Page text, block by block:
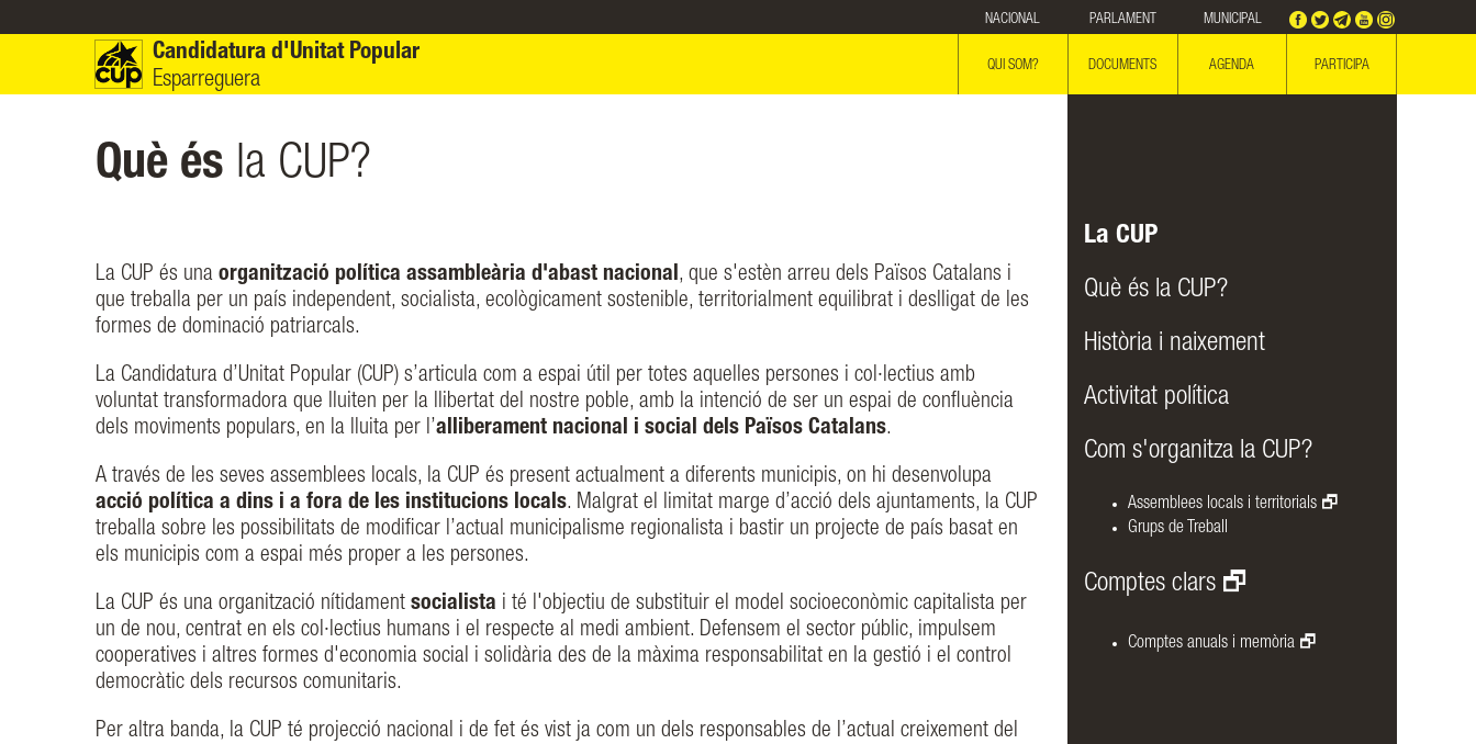
NACIONAL PARLAMENT MUNICIPAL
Candidatura d'Unitat Popular
Esparreguera
QUI SOM? DOCUMENTS AGENDA PARTICIPA
Què és la CUP?
La CUP és una organització política assambleària d'abast nacional, que s'estèn arreu dels Països Catalans i
que treballa per un país independent, socialista, ecològicament sostenible, territorialment equilibrat i deslligat de les
formes de dominació patriarcals.
La Candidatura d’Unitat Popular (CUP) s’articula com a espai útil per totes aquelles persones i col·lectius amb
voluntat transformadora que lluiten per la llibertat del nostre poble, amb la intenció de ser un espai de confluència
dels moviments populars, en la lluita per l’alliberament nacional i social dels Països Catalans.
A través de les seves assemblees locals, la CUP és present actualment a diferents municipis, on hi desenvolupa
acció política a dins i a fora de les institucions locals. Malgrat el limitat marge d’acció dels ajuntaments, la CUP
treballa sobre les possibilitats de modificar l’actual municipalisme regionalista i bastir un projecte de país basat en
els municipis com a espai més proper a les persones.
La CUP és una organització nítidament socialista i té l'objectiu de substituir el model socioeconòmic capitalista per
un de nou, centrat en els col·lectius humans i el respecte al medi ambient. Defensem el sector públic, impulsem
cooperatives i altres formes d'economia social i solidària des de la màxima responsabilitat en la gestió i el control
democràtic dels recursos comunitaris.
Per altra banda, la CUP té projecció nacional i de fet és vist ja com un dels responsables de l’actual creixement del
La CUP
Què és la CUP?
Història i naixement
Activitat política
Com s'organitza la CUP?
Assemblees locals i territorials
Grups de Treball
Comptes clars
Comptes anuals i memòria